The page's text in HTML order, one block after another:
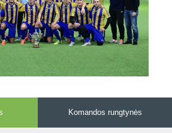
Komandos rungtynės